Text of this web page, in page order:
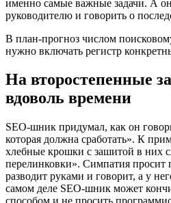
именно самые важные задачи. А
руководителю и говорить о
В план-прогноз числом
нужно включать регистр
На второстепенные
вдоволь времени
SEO-шник придумал, как он
которая должна сработать». К
хлебные крошки с зашитой в них
перелинковки». Симпатия просит
разводит руками и говорит, а у
самом деле SEO-шник может